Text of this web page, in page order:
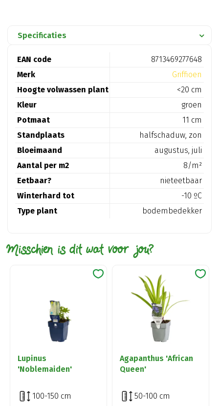
Specificaties
EAN code
8713469277648
Merk
Griffioen
Hoogte volwassen plant
<20 cm
Kleur
groen
Potmaat
11 cm
Standplaats
halfschaduw, zon
Bloeimaand
augustus, juli
Aantal per m2
8/m²
Eetbaar?
nieteetbaar
Winterhard tot
-10 ºC
Type plant
bodembedekker
Misschien is dit wat voor jou?
Lupinus
'Noblemaiden'
100-150 cm
Agapanthus 'African
Queen'
50-100 cm